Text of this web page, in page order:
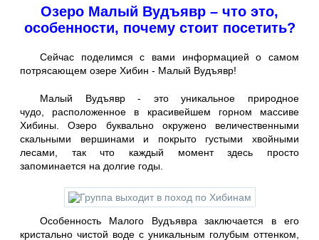
Озеро Малый Вудъявр – что это,
особенности, почему стоит посетить?
Сейчас поделимся с вами информацией о самом
потрясающем озере Хибин - Малый Вудъявр!
Малый Вудъявр - это уникальное природное
чудо, расположенное в красивейшем горном массиве
Хибины. Озеро буквально окружено величественными
скальными вершинами и покрыто густыми хвойными
лесами, так что каждый момент здесь просто
запоминается на долгие годы.
Особенность Малого Вудъявра заключается в его
кристально чистой воде с уникальным голубым оттенком,